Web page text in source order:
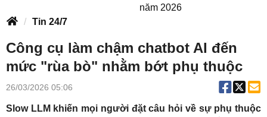
năm 2026
Tin 24/7
Công cụ làm chậm chatbot AI đến
mức "rùa bò" nhằm bớt phụ thuộc
26/03/2026 05:06
Slow LLM khiến mọi người đặt câu hỏi về sự phụ thuộc